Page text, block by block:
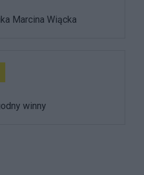
Marcina Wiącka
winny